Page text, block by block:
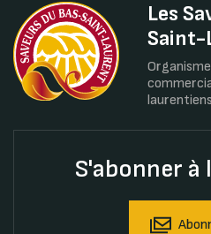
Les
Saint-
laurentiens
S'abonner